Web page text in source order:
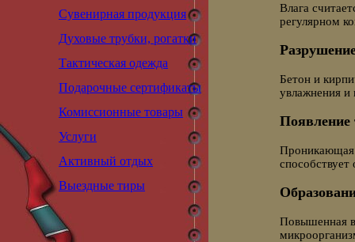
Сувенирная продукция
Духовые трубки, рогатки
Тактическая одежда
Подарочные сертификаты
Комиссионные товары
Услуги
Активный отдых
Выездные тиры
Влага
регулярном
Бетон и
увлажнения и
Проникающая
Повышенная